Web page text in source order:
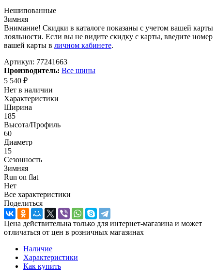
Нешипованные
Зимняя
Внимание! Скидки в каталоге показаны с учетом вашей карты
лояльности. Если вы не видите скидку с карты, введите номер
вашей карты в личном кабинете.
Артикул: 77241663
Производитель: Все шины
5 540 ₽
Нет в наличии
Характеристики
Ширина
185
Высота/Профиль
60
Диаметр
15
Сезонность
Зимняя
Run on flat
Нет
Все характеристики
Поделиться
Цена действительна только для интернет-магазина и может
отличаться от цен в розничных магазинах
Наличие
Характеристики
Как купить